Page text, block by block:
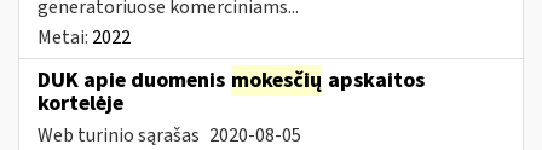
generatoriuose komerciniams...
Metai: 2022
DUK apie duomenis mokesčių apskaitos
kortelėje
Web turinio sąrašas 2020-08-05